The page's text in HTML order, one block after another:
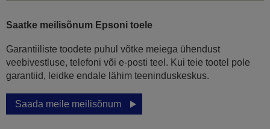
Saatke meilisõnum Epsoni toele
Garantiiliste toodete puhul võtke meiega ühendust
veebivestluse, telefoni või e-posti teel. Kui teie tootel pole
garantiid, leidke endale lähim teeninduskeskus.
Saada meile meilisõnum